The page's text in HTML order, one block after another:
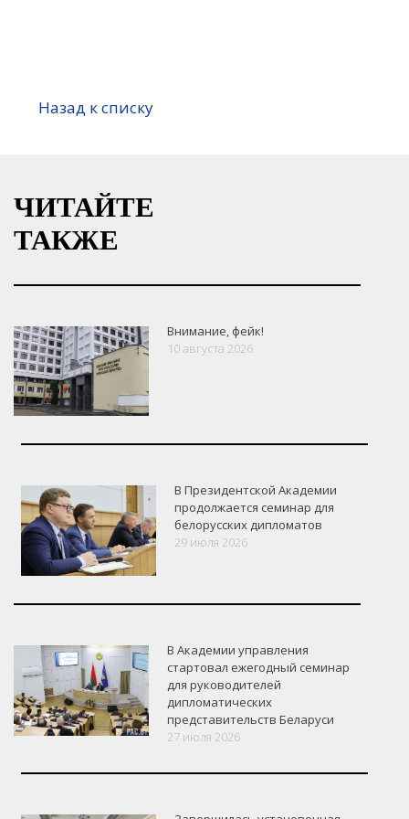
Назад к списку
ЧИТАЙТЕ
ТАКЖЕ
Внимание, фейк!
10 августа 2026
В Президентской Академии
продолжается семинар для
белорусских дипломатов
29 июля 2026
В Академии управления
стартовал ежегодный семинар
для руководителей
дипломатических
представительств Беларуси
27 июля 2026